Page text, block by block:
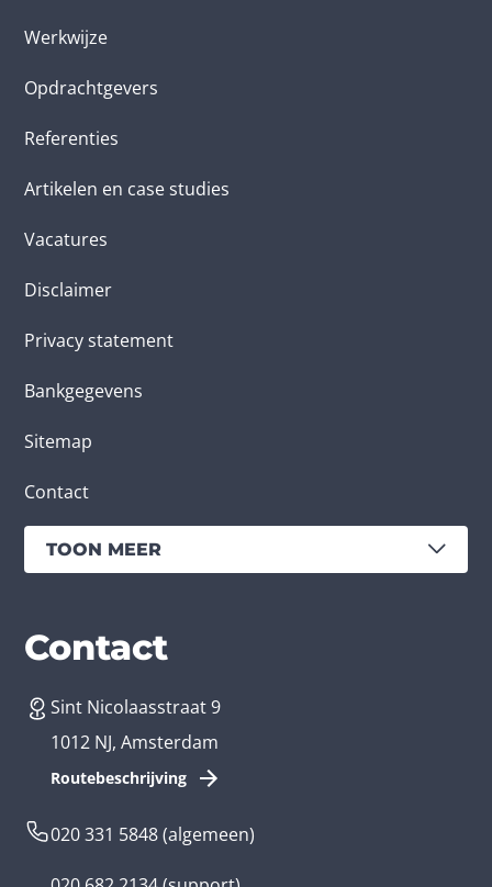
Werkwijze
Opdrachtgevers
Referenties
Artikelen en case studies
Vacatures
Disclaimer
Privacy statement
Bankgegevens
Sitemap
Contact
TOON MEER
Diensten
App laten maken
Branches
Bedrijfsapp
Contact
Sint Nicolaasstraat 9
1012 NJ, Amsterdam
Routebeschrijving
020 331 5848(algemeen)